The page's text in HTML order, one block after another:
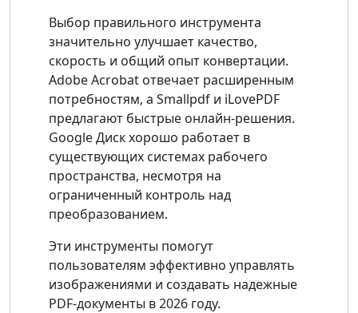
Выбор правильного инструмента
значительно улучшает качество,
скорость и общий опыт конвертации.
Adobe Acrobat отвечает расширенным
потребностям, а Smallpdf и iLovePDF
предлагают быстрые онлайн-решения.
Google Диск хорошо работает в
существующих системах рабочего
пространства, несмотря на
ограниченный контроль над
преобразованием.
Эти инструменты помогут
пользователям эффективно управлять
изображениями и создавать надежные
PDF-документы в 2026 году.